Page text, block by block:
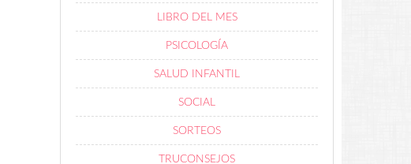
LIBRO DEL MES
PSICOLOGÍA
SALUD INFANTIL
SOCIAL
SORTEOS
TRUCONSEJOS